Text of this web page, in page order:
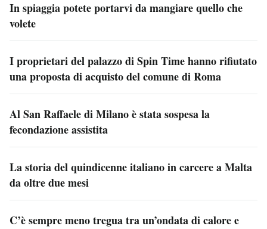
In spiaggia potete portarvi da mangiare quello che
volete
I proprietari del palazzo di Spin Time hanno rifiutato
una proposta di acquisto del comune di Roma
Al San Raffaele di Milano è stata sospesa la
fecondazione assistita
La storia del quindicenne italiano in carcere a Malta
da oltre due mesi
C’è sempre meno tregua tra un’ondata di calore e